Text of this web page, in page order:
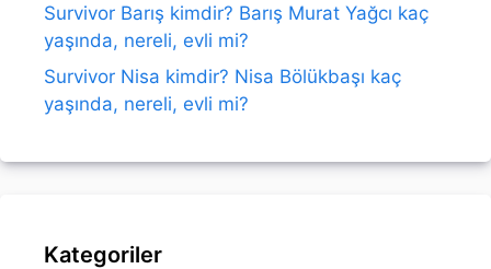
Survivor Barış kimdir? Barış Murat Yağcı kaç
yaşında, nereli, evli mi?
Survivor Nisa kimdir? Nisa Bölükbaşı kaç
yaşında, nereli, evli mi?
Kategoriler